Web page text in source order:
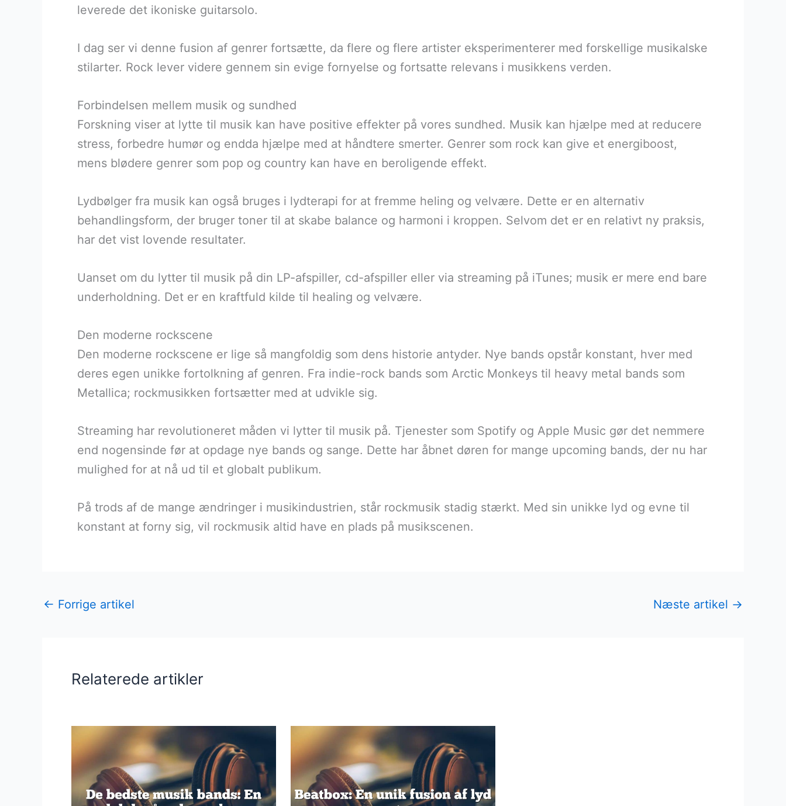
leverede det ikoniske guitarsolo.
I dag ser vi denne fusion af genrer fortsætte, da flere og flere artister eksperimenterer med forskellige musikalske
stilarter. Rock lever videre gennem sin evige fornyelse og fortsatte relevans i musikkens verden.
Forbindelsen mellem musik og sundhed
Forskning viser at lytte til musik kan have positive effekter på vores sundhed. Musik kan hjælpe med at reducere
stress, forbedre humør og endda hjælpe med at håndtere smerter. Genrer som rock kan give et energiboost,
mens blødere genrer som pop og country kan have en beroligende effekt.
Lydbølger fra musik kan også bruges i lydterapi for at fremme heling og velvære. Dette er en alternativ
behandlingsform, der bruger toner til at skabe balance og harmoni i kroppen. Selvom det er en relativt ny praksis,
har det vist lovende resultater.
Uanset om du lytter til musik på din LP-afspiller, cd-afspiller eller via streaming på iTunes; musik er mere end bare
underholdning. Det er en kraftfuld kilde til healing og velvære.
Den moderne rockscene
Den moderne rockscene er lige så mangfoldig som dens historie antyder. Nye bands opstår konstant, hver med
deres egen unikke fortolkning af genren. Fra indie-rock bands som Arctic Monkeys til heavy metal bands som
Metallica; rockmusikken fortsætter med at udvikle sig.
Streaming har revolutioneret måden vi lytter til musik på. Tjenester som Spotify og Apple Music gør det nemmere
end nogensinde før at opdage nye bands og sange. Dette har åbnet døren for mange upcoming bands, der nu har
mulighed for at nå ud til et globalt publikum.
På trods af de mange ændringer i musikindustrien, står rockmusik stadig stærkt. Med sin unikke lyd og evne til
konstant at forny sig, vil rockmusik altid have en plads på musikscenen.
← Forrige artikel Næste artikel →
Relaterede artikler